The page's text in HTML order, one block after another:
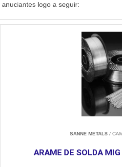
anuciantes logo a seguir:
SANNE METALS/
ARAME DE SOLDA